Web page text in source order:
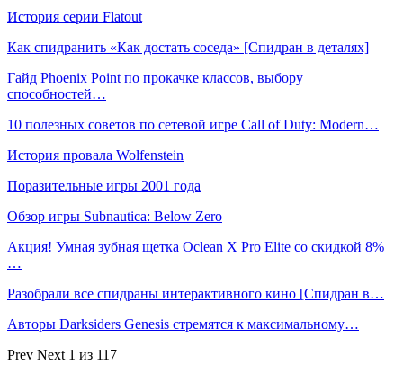
История серии Flatout
Как спидранить «Как достать соседа» [Спидран в деталях]
Гайд Phoenix Point по прокачке классов, выбору
способностей…
10 полезных советов по сетевой игре Call of Duty: Modern…
История провала Wolfenstein
Поразительные игры 2001 года
Обзор игры Subnautica: Below Zero
Акция! Умная зубная щетка Oclean X Pro Elite со скидкой 8%
…
Разобрали все спидраны интерактивного кино [Спидран в…
Авторы Darksiders Genesis стремятся к максимальному…
Prev Next 1 из 117